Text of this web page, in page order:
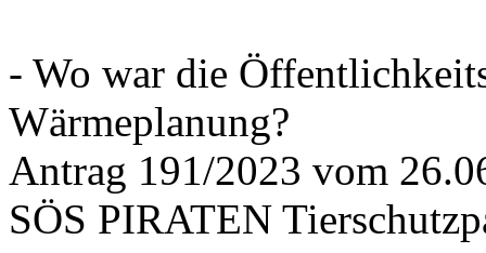
- Wo war die
Wärmeplanung?
Antrag 191/2023 vom
SÖS PIRATEN